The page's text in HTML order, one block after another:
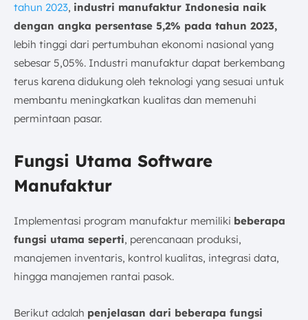
tahun 2023, industri manufaktur Indonesia naik
dengan angka persentase 5,2% pada tahun 2023,
lebih tinggi dari pertumbuhan ekonomi nasional yang
sebesar 5,05%. Industri manufaktur dapat berkembang
terus karena didukung oleh teknologi yang sesuai untuk
membantu meningkatkan kualitas dan memenuhi
permintaan pasar.
Fungsi Utama Software
Manufaktur
Implementasi program manufaktur memiliki beberapa
fungsi utama seperti, perencanaan produksi,
manajemen inventaris, kontrol kualitas, integrasi data,
hingga manajemen rantai pasok.
Berikut adalah penjelasan dari beberapa fungsi